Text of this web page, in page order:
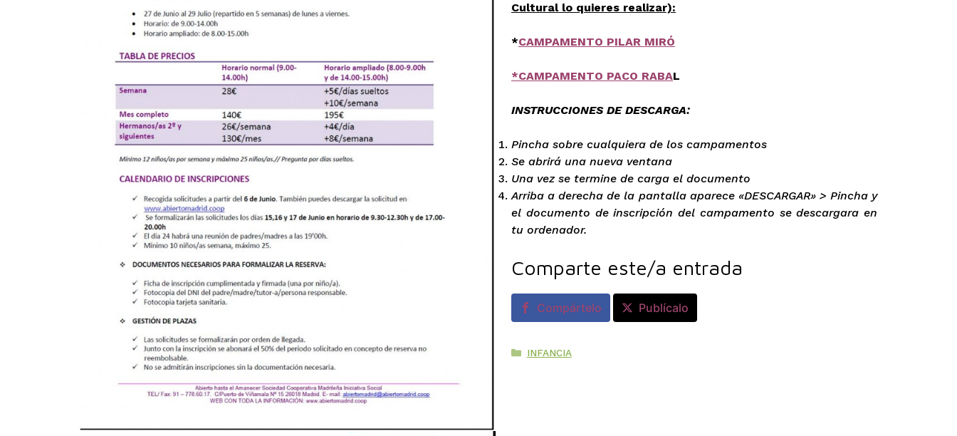
Cultural lo quieres realizar):
*CAMPAMENTO PILAR MIRÓ
*CAMPAMENTO PACO RABAL
INSTRUCCIONES DE DESCARGA:
Pincha sobre cualquiera de los campamentos
Se abrirá una nueva ventana
Una vez se termine de carga el documento
Arriba a derecha de la pantalla aparece «DESCARGAR» > Pincha y
el documento de inscripción del campamento se descargara en
tu ordenador.
Comparte este/a entrada
Compártelo Publícalo
Categorías
INFANCIA